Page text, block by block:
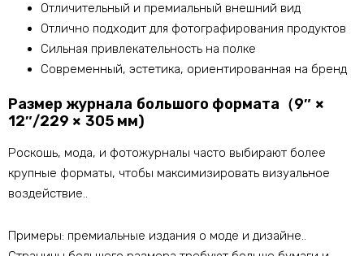
Отличительный и премиальный внешний вид
Отлично подходит для фотографирования продуктов
Сильная привлекательность на полке
Современный, эстетика, ориентированная на бренд
Размер журнала большого формата（9″ ×
12″/229 × 305 мм)
Роскошь, мода, и фотожурналы часто выбирают более
крупные форматы, чтобы максимизировать визуальное
воздействие..
Примеры: премиальные издания о моде и дизайне..